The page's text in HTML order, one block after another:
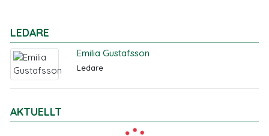
LEDARE
Emilia Gustafsson
Ledare
AKTUELLT